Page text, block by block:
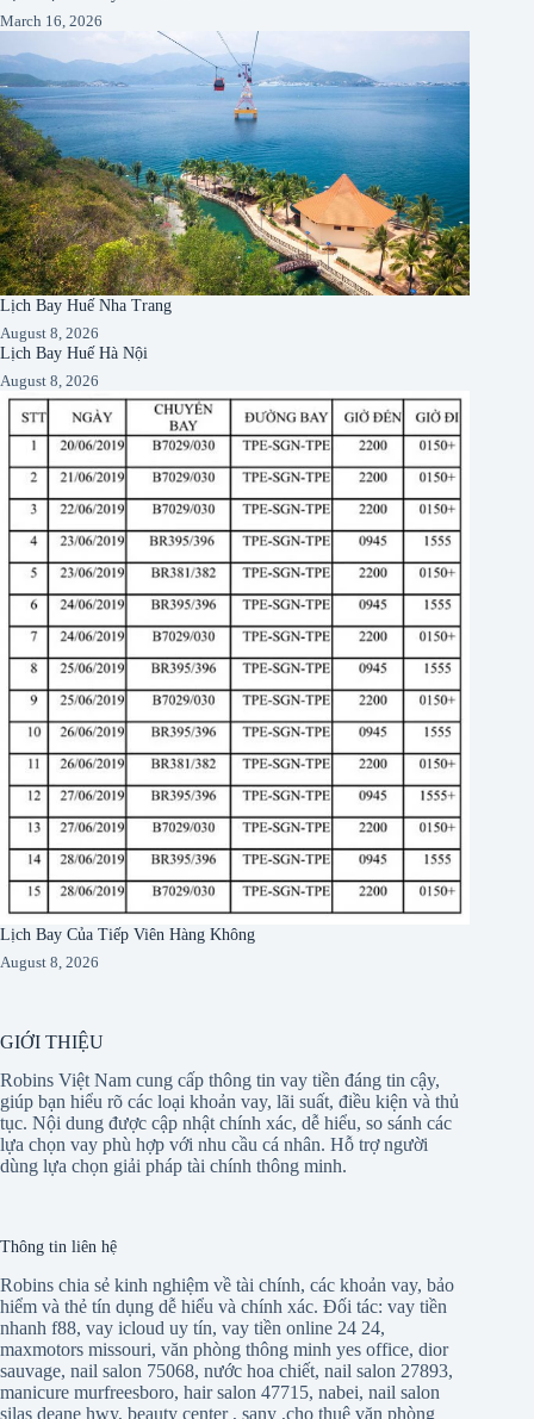
March 16, 2026
Lịch Bay Huế Nha Trang
August 8, 2026
Lịch Bay Huế Hà Nội
August 8, 2026
Lịch Bay Của Tiếp Viên Hàng Không
August 8, 2026
GIỚI THIỆU
Robins Việt Nam cung cấp thông tin vay tiền đáng tin cậy,
giúp bạn hiểu rõ các loại khoản vay, lãi suất, điều kiện và thủ
tục. Nội dung được cập nhật chính xác, dễ hiểu, so sánh các
lựa chọn vay phù hợp với nhu cầu cá nhân. Hỗ trợ người
dùng lựa chọn giải pháp tài chính thông minh.
Thông tin liên hệ
Robins chia sẻ kinh nghiệm về tài chính, các khoản vay, bảo
hiểm và thẻ tín dụng dễ hiểu và chính xác. Đối tác: vay tiền
nhanh f88, vay icloud uy tín, vay tiền online 24 24,
maxmotors missouri, văn phòng thông minh yes office, dior
sauvage, nail salon 75068, nước hoa chiết, nail salon 27893,
manicure murfreesboro, hair salon 47715, nabei, nail salon
silas deane hwy, beauty center, sany ,cho thuê văn phòng